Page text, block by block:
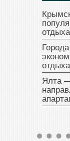
Ялта